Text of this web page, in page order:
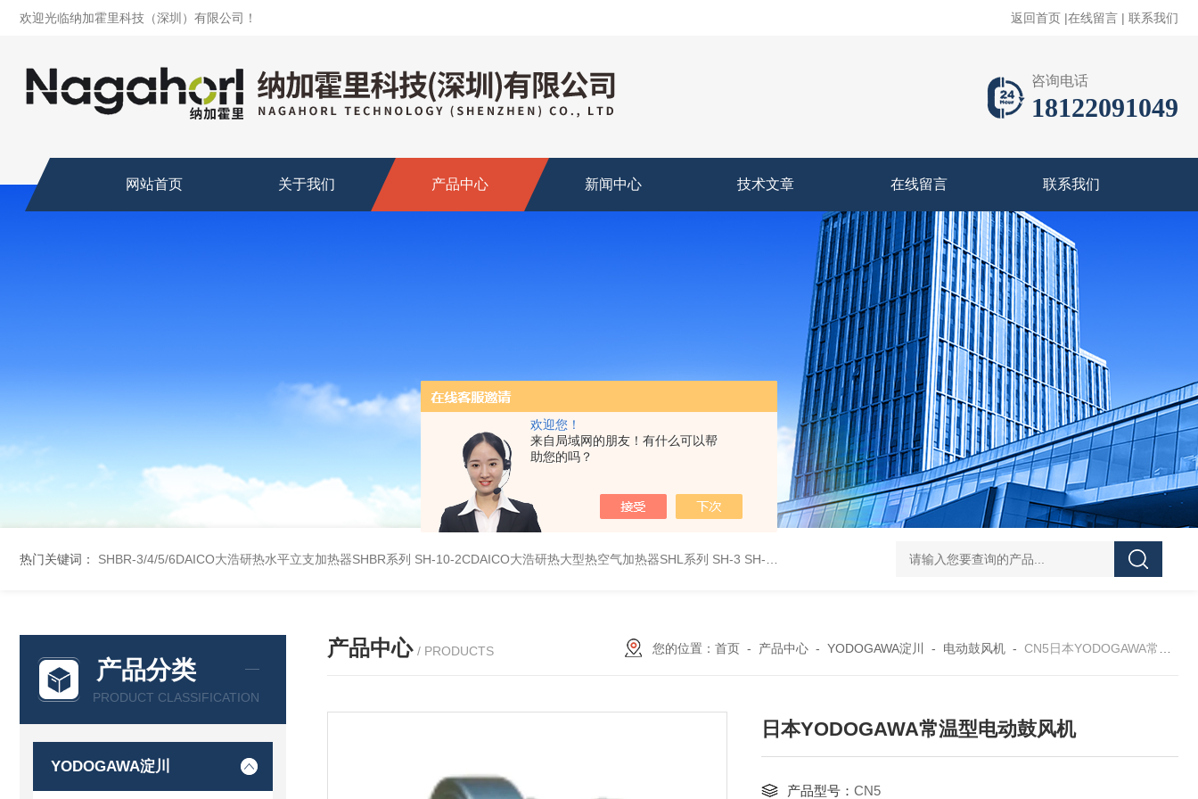
欢迎您！
来自局域网的朋友！有什么可以帮
助您的吗？
欢迎光临纳加霍里科技（深圳）有限公司！ 返回首页 |在线留言 | 联系我们
咨询电话
18122091049
网站首页 关于我们 产品中心 新闻中心 技术文章 在线留言 联系我们
热门关键词： SHBR-3/4/5/6DAICO大浩研热水平立支加热器SHBR系列 SH-10-2CDAICO大浩研热大型热空气加热器SHL系列 SH-3 SH-4DAICO大浩研热水平热空气产生加热器SH系列 L-00/01/02/03DAICO大浩研
产品分类
PRODUCT CLASSIFICATION
YODOGAWA淀川
产品中心 / PRODUCTS 您的位置： 首页- 产品中心- YODOGAWA淀川 - 电动鼓风机- CN5日本YODOGAWA常温型电动鼓风机
日本YODOGAWA常温型电动鼓风机
产品型号： CN5